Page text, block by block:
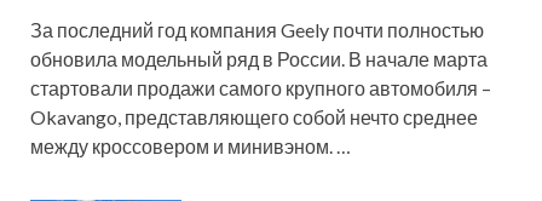
За последний год компания Geely почти полностью
обновила модельный ряд в России. В начале марта
стартовали продажи самого крупного автомобиля –
Okavango, представляющего собой нечто среднее
между кроссовером и минивэном. …